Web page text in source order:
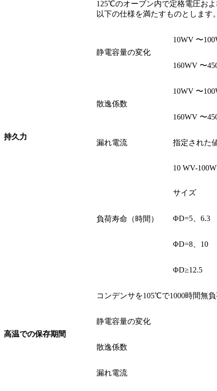
持久力
125℃のオーブン内で定格電圧お
以下の仕様を満たすものとします
静電容量の変化
10WV 〜
160WV 〜
散逸係数
10WV 〜
160WV 〜
漏れ電流 指定された
負荷寿命（時間）
10 WV-
サイズ
ΦD=5、6.3
ΦD=8、10
ΦD≥12.5
高温での保存期間
コンデンサを105℃で1000時間無
静電容量の変化
散逸係数
漏れ電流